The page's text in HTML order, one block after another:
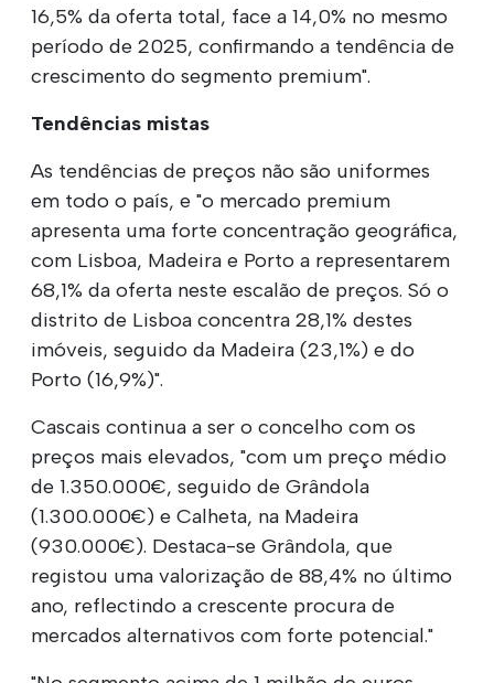
16,5% da oferta total, face a 14,0% no mesmo
período de 2025, confirmando a tendência de
crescimento do segmento premium".
Tendências mistas
As tendências de preços não são uniformes
em todo o país, e "o mercado premium
apresenta uma forte concentração geográfica,
com Lisboa, Madeira e Porto a representarem
68,1% da oferta neste escalão de preços. Só o
distrito de Lisboa concentra 28,1% destes
imóveis, seguido da Madeira (23,1%) e do
Porto (16,9%)".
Cascais continua a ser o concelho com os
preços mais elevados, "com um preço médio
de 1.350.000€, seguido de Grândola
(1.300.000€) e Calheta, na Madeira
(930.000€). Destaca-se Grândola, que
registou uma valorização de 88,4% no último
ano, reflectindo a crescente procura de
mercados alternativos com forte potencial."